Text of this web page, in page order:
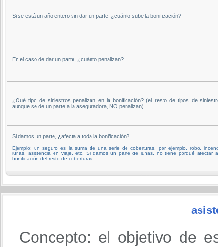
Si se está un año entero sin dar un parte, ¿cuánto sube la bonificación?
En el caso de dar un parte, ¿cuánto penalizan?
¿Qué tipo de siniestros penalizan en la bonificación? (el resto de tipos de
aunque se de un parte a la aseguradora, NO penalizan)
Si damos un parte, ¿afecta a toda la bonificación?
Ejemplo: un seguro es la suma de una serie de coberturas, por ejemplo, robo,
lunas, asistencia en viaje, etc. Si damos un parte de lunas, no tiene porqué afectar
bonificación del resto de coberturas
Concepto: el objetivo de